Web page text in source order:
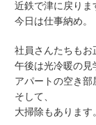
近鉄で津に戻りま
今日は仕事納め。
社員さんたちもお
午後は光冷暖の見
アパートの空き部
そして、
大掃除もあります。